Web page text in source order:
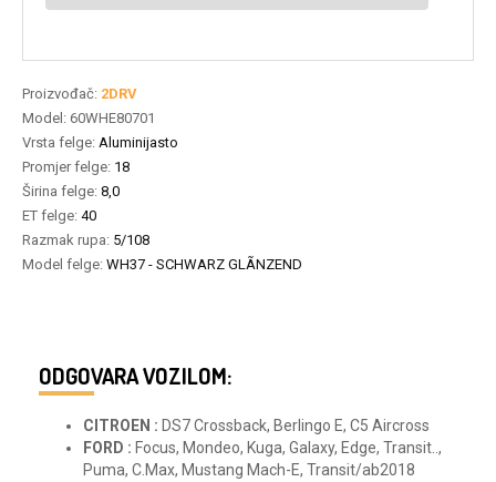
Proizvođač: 2DRV
Model: 60WHE80701
Vrsta felge: Aluminijasto
Promjer felge: 18
Širina felge: 8,0
ET felge: 40
Razmak rupa: 5/108
Model felge: WH37 - SCHWARZ GLÃNZEND
ODGOVARA VOZILOM:
CITROEN : DS7 Crossback, Berlingo E, C5 Aircross
FORD : Focus, Mondeo, Kuga, Galaxy, Edge, Transit..,
Puma, C.Max, Mustang Mach-E, Transit/ab2018